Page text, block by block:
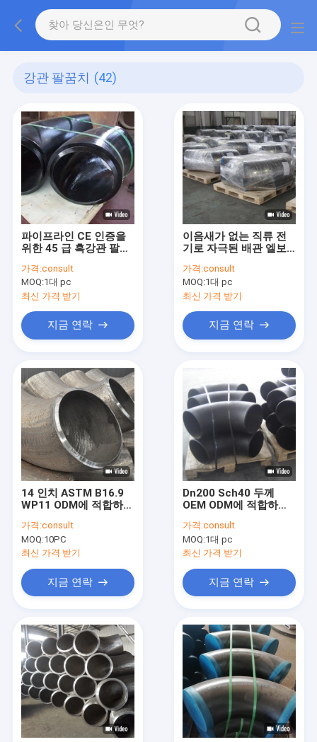
강관 팔꿈치 (42)
파이프라인 CE 인증을
위한 45 급 흑강관 팔꿈
가격:consult
MOQ:1대 pc
최신 가격 받기
지금 연락
이음새가 없는 직류 전
기로 자극된 배관 엘보
가격:consult
MOQ:1대 pc
최신 가격 받기
지금 연락
14 인치 ASTM B16.9
WP11 ODM에 적합하는
기
가격:consult
MOQ:10PC
최신 가격 받기
지금 연락
Dn200 Sch40 두께
OEM ODM에 적합하는
치
가격:consult
MOQ:1대 pc
최신 가격 받기
지금 연락